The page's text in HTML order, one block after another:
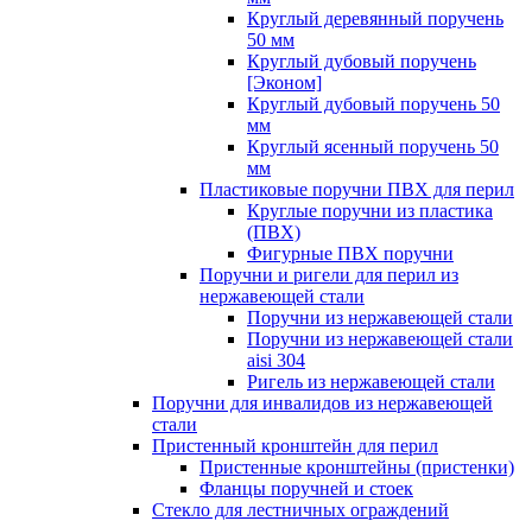
Круглый деревянный поручень
50 мм
Круглый дубовый поручень
[Эконом]
Круглый дубовый поручень 50
мм
Круглый ясенный поручень 50
мм
Пластиковые поручни ПВХ для перил
Круглые поручни из пластика
(ПВХ)
Фигурные ПВХ поручни
Поручни и ригели для перил из
нержавеющей стали
Поручни из нержавеющей стали
Поручни из нержавеющей стали
aisi 304
Ригель из нержавеющей стали
Поручни для инвалидов из нержавеющей
стали
Пристенный кронштейн для перил
Пристенные кронштейны (пристенки)
Фланцы поручней и стоек
Стекло для лестничных ограждений